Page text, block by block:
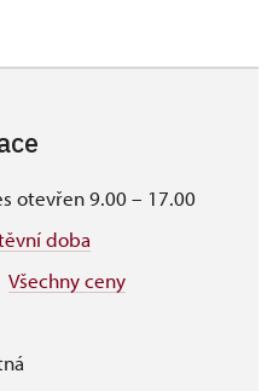
otevřen 9.00 – 17.00
doba
Všechny ceny